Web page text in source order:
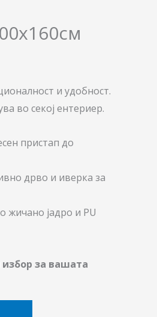
и удобност.
во секој ентериер.
пристап до
дрво и иверка за
жичано јадро и PU
за вашата